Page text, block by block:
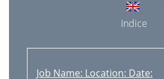
Indice
Job Name: Location: Date: